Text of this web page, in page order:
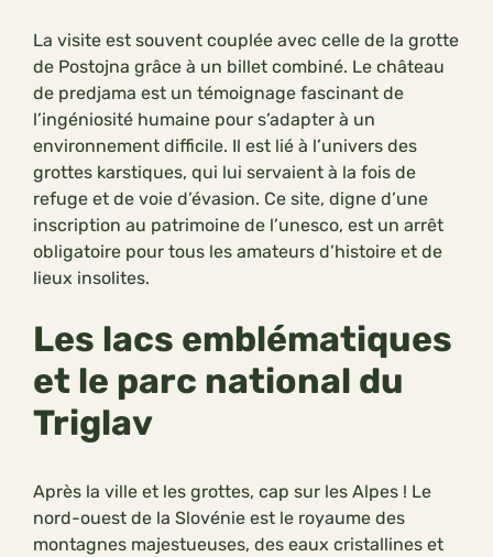
La visite est souvent couplée avec celle de la grotte
de Postojna grâce à un billet combiné. Le château
de predjama est un témoignage fascinant de
l’ingéniosité humaine pour s’adapter à un
environnement difficile. Il est lié à l’univers des
grottes karstiques, qui lui servaient à la fois de
refuge et de voie d’évasion. Ce site, digne d’une
inscription au patrimoine de l’unesco, est un arrêt
obligatoire pour tous les amateurs d’histoire et de
lieux insolites.
Les lacs emblématiques
et le parc national du
Triglav
Après la ville et les grottes, cap sur les Alpes ! Le
nord-ouest de la Slovénie est le royaume des
montagnes majestueuses, des eaux cristallines et